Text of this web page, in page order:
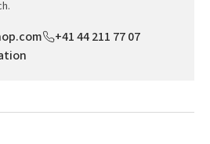
+41 44 211 77 07